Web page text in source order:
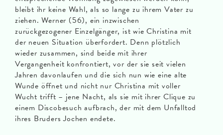
bleibt ihr keine Wahl, als so lange zu ihrem Vater zu
ziehen. Werner (56), ein inzwischen
zurückgezogener Einzelgänger, ist wie Christina mit
der neuen Situation überfordert. Denn plötzlich
wieder zusammen, sind beide mit ihrer
Vergangenheit konfrontiert, vor der sie seit vielen
Jahren davonlaufen und die sich nun wie eine alte
Wunde öffnet und nicht nur Christina mit voller
Wucht trifft – jene Nacht, als sie mit ihrer Clique zu
einem Discobesuch aufbrach, der mit dem Unfalltod
ihres Bruders Jochen endete.